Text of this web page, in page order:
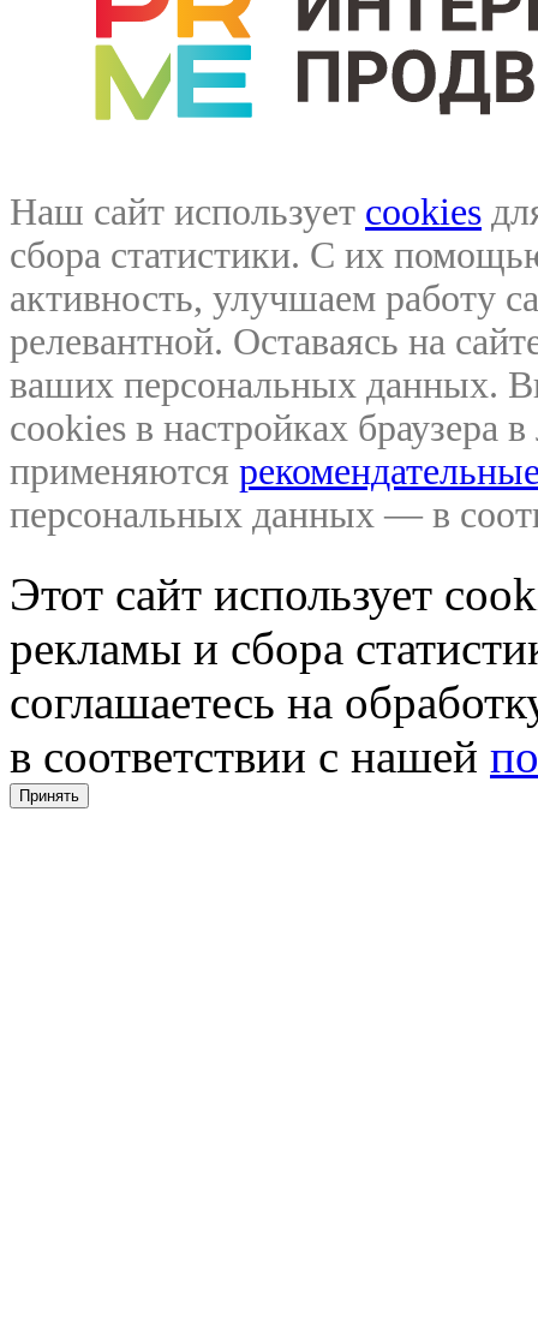
Наш сайт использует cookies
сбора статистики. С их
активность, улучшаем работу
релевантной. Оставаясь на
ваших персональных данных.
cookies в настройках браузера
применяются
персональных данных — в
Этот сайт использует
рекламы и сбора
соглашаетесь на
в соответствии с нашей
Принять